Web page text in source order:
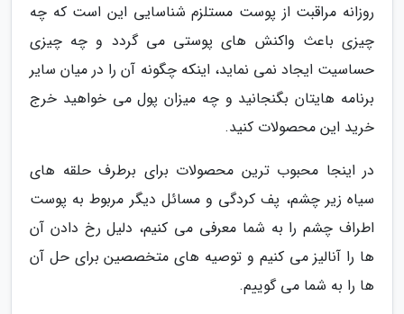
روزانه مراقبت از پوست مستلزم شناسایی این است که چه
چیزی باعث واکنش های پوستی می گردد و چه چیزی
حساسیت ایجاد نمی نماید، اینکه چگونه آن را در میان سایر
برنامه هایتان بگنجانید و چه میزان پول می خواهید خرج
خرید این محصولات کنید.
در اینجا محبوب ترین محصولات برای برطرف حلقه های
سیاه زیر چشم، پف کردگی و مسائل دیگر مربوط به پوست
اطراف چشم را به شما معرفی می کنیم، دلیل رخ دادن آن
ها را آنالیز می کنیم و توصیه های متخصصین برای حل آن
ها را به شما می گوییم.